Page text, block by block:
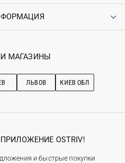
Возврат
Гарантия
Войти
Ostriv Club+
магазини
по уходу
МАГАЗИНЫ
ЛЬВОВ КИЕВ ОБЛ
OSTRIV!
и быстрые покупки